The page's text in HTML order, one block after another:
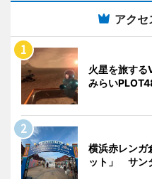
アクセ
火星を旅す
みらい
横浜赤レンガ
ット」 サン